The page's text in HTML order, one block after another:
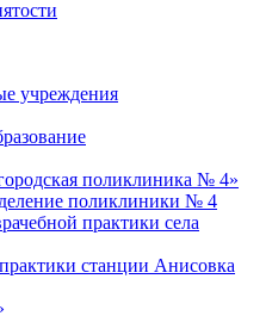
учреждения
поликлиника № 4»
поликлиники № 4
практики села
станции Анисовка